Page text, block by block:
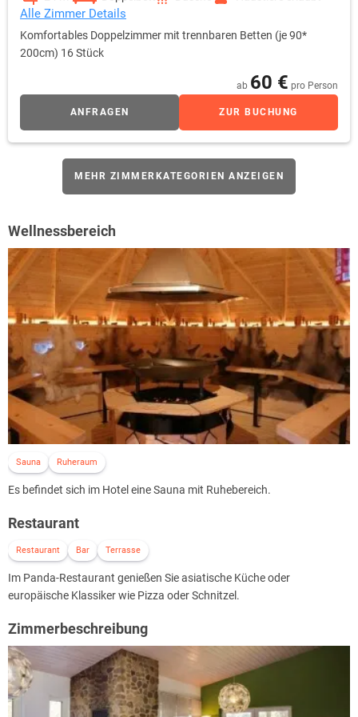
Alle Zimmer Details
Komfortables Doppelzimmer mit trennbaren Betten (je 90*
200cm) 16 Stück
ab 60 € pro Person
ANFRAGEN ZUR BUCHUNG
MEHR ZIMMERKATEGORIEN ANZEIGEN
Wellnessbereich
Sauna Ruheraum
Es befindet sich im Hotel eine Sauna mit Ruhebereich.
Restaurant
Restaurant Bar Terrasse
Im Panda-Restaurant genießen Sie asiatische Küche oder
europäische Klassiker wie Pizza oder Schnitzel.
Zimmerbeschreibung